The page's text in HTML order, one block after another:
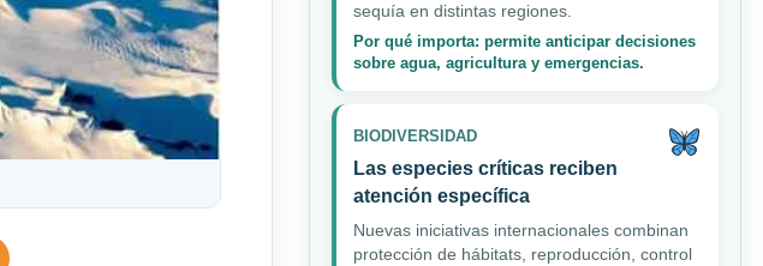
sequía en distintas regiones.
Por qué importa: permite anticipar decisiones
sobre agua, agricultura y emergencias.
BIODIVERSIDAD
Las especies críticas reciben
atención específica
Nuevas iniciativas internacionales combinan
protección de hábitats, reproducción, control